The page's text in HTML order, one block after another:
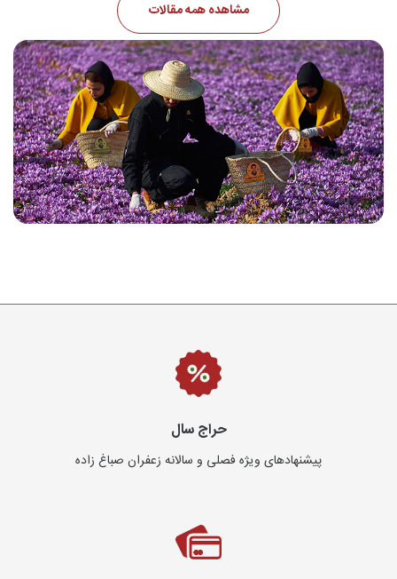
مشاهده همه مقالات
حراج سال
پیشنهادهای ویژه فصلی و سالانه زعفران صباغ زاده